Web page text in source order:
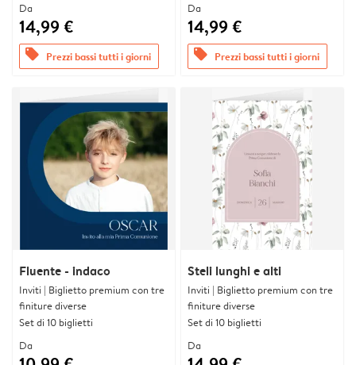
Da
14,99 €
offers Prezzi bassi tutti i giorni
Da
14,99 €
offers Prezzi bassi tutti i giorni
Fluente - indaco
Inviti | Biglietto premium con tre
finiture diverse
Set di 10 biglietti
Da
Steli lunghi e alti
Inviti | Biglietto premium con tre
finiture diverse
Set di 10 biglietti
Da